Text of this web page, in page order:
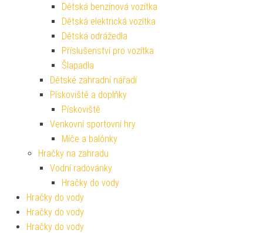
Dětská benzínová vozítka
Dětská elektrická vozítka
Dětská odrážedla
Příslušenství pro vozítka
Šlapadla
Dětské zahradní nářadí
Pískoviště a doplňky
Pískoviště
Venkovní sportovní hry
Míče a balónky
Hračky na zahradu
Vodní radovánky
Hračky do vody
Hračky do vody
Hračky do vody
Hračky do vody